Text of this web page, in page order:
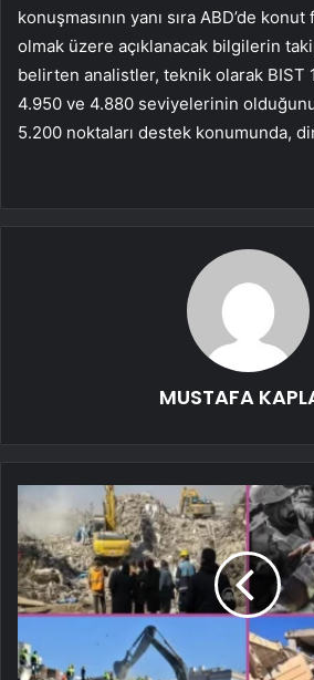
konuşmasının yanı sıra ABD’de
olmak üzere açıklanacak bilgilerin
belirten analistler, teknik olarak BIST
4.950 ve 4.880 seviyelerinin
5.200 noktaları destek konumunda,
MUSTAFA